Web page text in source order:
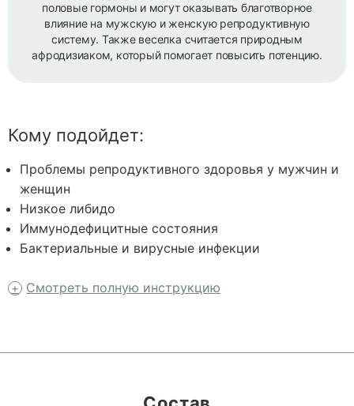
половые гормоны и могут оказывать благотворное
влияние на мужскую и женскую репродуктивную
систему. Также веселка считается природным
афродизиаком, который помогает повысить потенцию.
Кому подойдет:
Проблемы репродуктивного здоровья у мужчин и
женщин
Низкое либидо
Иммунодефицитные состояния
Бактериальные и вирусные инфекции
Смотреть полную инструкцию